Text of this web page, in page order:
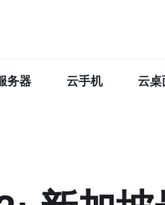
务器 云手机 云桌